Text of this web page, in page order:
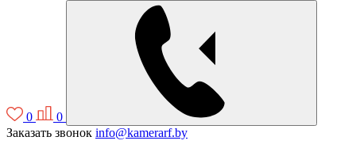
0
0
Заказать звонок info@kamerarf.by